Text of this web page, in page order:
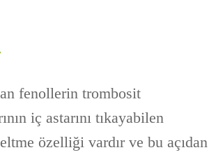
fenollerin trombosit
iç astarını tıkayabilen
özelliği vardır ve bu açıdan